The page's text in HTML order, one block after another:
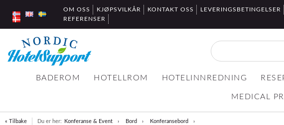
OM OSS KJØPSVILKÅR KONTAKT OSS LEVERINGSBETINGELSER
REFERENSER
BADEROM HOTELLROM HOTELINNREDNING
MEDICAL
« Tilbake Du er her: Konferanse & Event Bord Konferansebord